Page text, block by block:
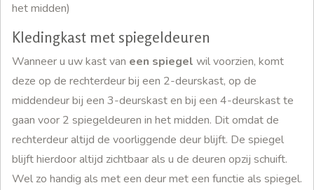
het midden)
Kledingkast met spiegeldeuren
Wanneer u uw kast van een spiegel wil voorzien, komt
deze op de rechterdeur bij een 2-deurskast, op de
middendeur bij een 3-deurskast en bij een 4-deurskast te
gaan voor 2 spiegeldeuren in het midden. Dit omdat de
rechterdeur altijd de voorliggende deur blijft. De spiegel
blijft hierdoor altijd zichtbaar als u de deuren opzij schuift.
Wel zo handig als met een deur met een functie als spiegel.